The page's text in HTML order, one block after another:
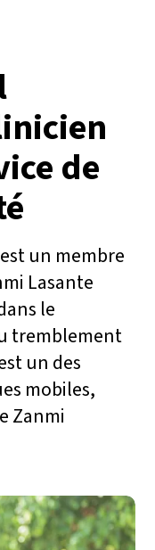
de
un membre
Lasante
le
tremblement
un des
mobiles,
Zanmi